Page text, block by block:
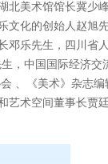
北美术馆馆长冀少
文化的创始人赵旭
邓乐先生，四川省
，中国国际经济
、《美术》杂志
艺术空间董事长贾